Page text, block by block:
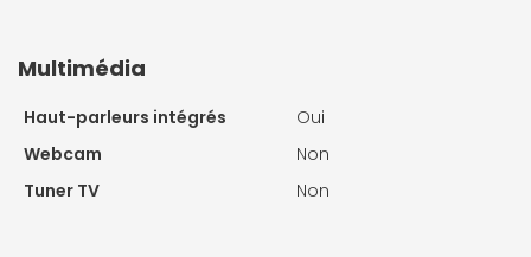
Multimédia
Haut-parleurs intégrés
Oui
Webcam
Non
Tuner TV
Non